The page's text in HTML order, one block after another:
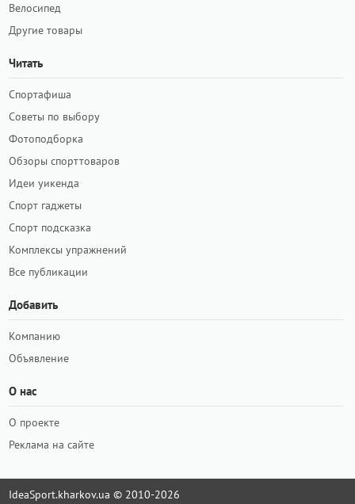
Велосипед
Другие товары
Читать
Спортафиша
Советы по выбору
Фотоподборка
Обзоры спорттоваров
Идеи уикенда
Спорт гаджеты
Спорт подсказка
Комплексы упражнений
Все публикации
Добавить
Компанию
Объявление
О нас
О проекте
Реклама на сайте
IdeaSport.kharkov.ua © 2010-2026